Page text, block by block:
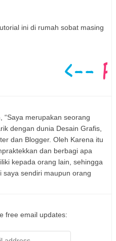
ini di rumah sobat masing
“Saya merupakan seorang
dengan dunia Desain Grafis,
dan Blogger. Oleh Karena itu
dan berbagi apa
kepada orang lain, sehingga
saya sendiri maupun orang
free email updates: